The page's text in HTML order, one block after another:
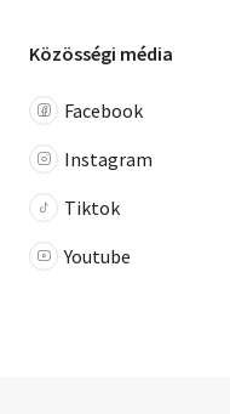
Közösségi média
Facebook
Instagram
Tiktok
Youtube